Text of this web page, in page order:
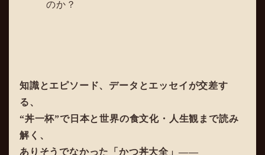
のか？
知識とエピソード、データとエッセイが交差す
る、
“丼一杯”で日本と世界の食文化・人生観まで読み
解く、
ありそうでなかった「かつ丼大全」――